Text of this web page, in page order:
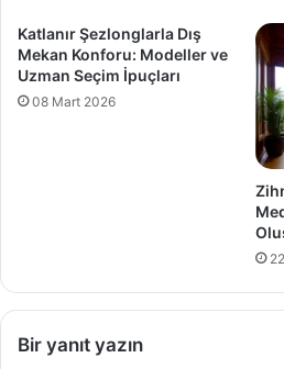
Katlanır Şezlonglarla Dış
Mekan Konforu: Modeller ve
Uzman Seçim İpuçları
08 Mart 2026
Bir yanıt yazın